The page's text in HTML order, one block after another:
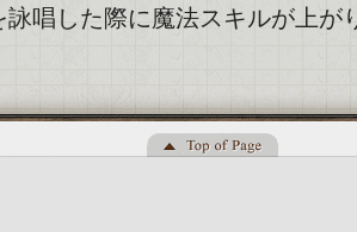
詠唱した際に魔法スキルが上が